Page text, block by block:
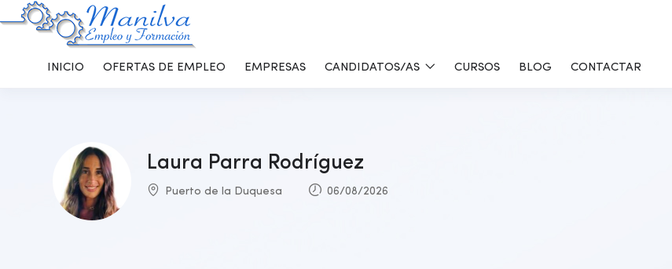
INICIO OFERTAS DE EMPLEO EMPRESAS CANDIDATOS/AS CURSOS BLOG CONTACTAR
Laura Parra Rodríguez
Puerto de la Duquesa 06/08/2026